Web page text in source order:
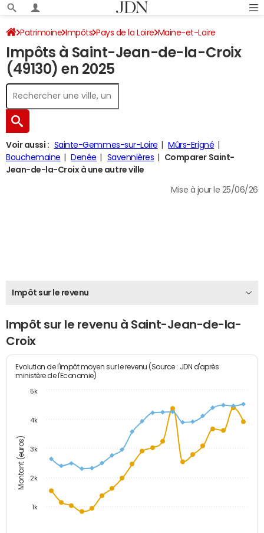
Patrimoine Impôts Pays de la Loire Maine-et-Loire
Saint-Jean-de-la-Croix Impôt sur le revenu
Impôts à Saint-Jean-de-la-Croix
(49130) en 2025
Voir aussi : Sainte-Gemmes-sur-Loire
Mûrs-Erigné
Bouchemaine
Denée Savennières
Comparer Saint-
Jean-de-la-Croix à une autre ville
Mise à jour le 25/06/26
Impôt sur le revenu
Impôt sur le revenu à Saint-Jean-de-la-
Croix
Montant (euros)
Evolution de l'impôt moyen sur le revenu (Source : JDN d'après
ministère de l'Economie)
1k
2k
3k
4k
5k